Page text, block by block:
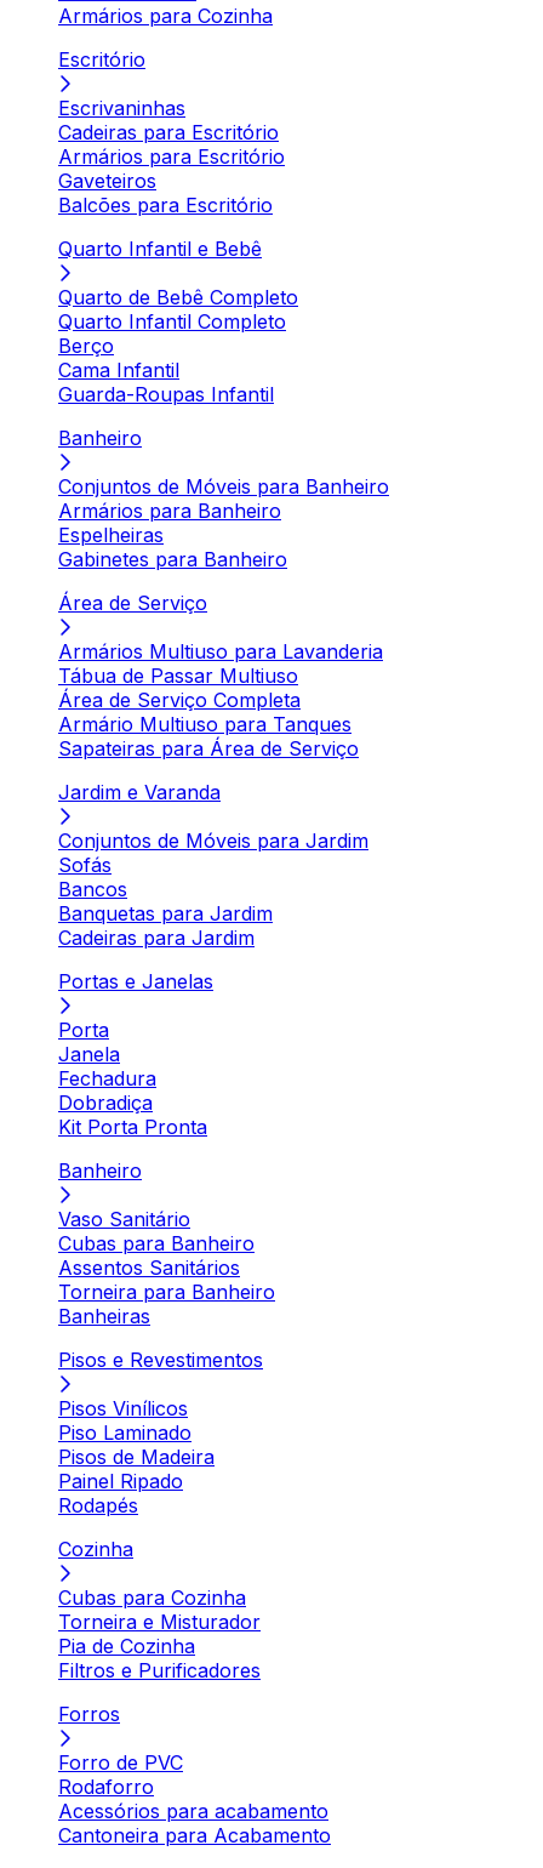
Armários para Cozinha
Escritório
Escrivaninhas
Cadeiras para Escritório
Armários para Escritório
Gaveteiros
Balcões para Escritório
Quarto Infantil e Bebê
Quarto de Bebê Completo
Quarto Infantil Completo
Berço
Cama Infantil
Guarda-Roupas Infantil
Banheiro
Conjuntos de Móveis para Banheiro
Armários para Banheiro
Espelheiras
Gabinetes para Banheiro
Área de Serviço
Armários Multiuso para Lavanderia
Tábua de Passar Multiuso
Área de Serviço Completa
Armário Multiuso para Tanques
Sapateiras para Área de Serviço
Jardim e Varanda
Conjuntos de Móveis para Jardim
Sofás
Bancos
Banquetas para Jardim
Cadeiras para Jardim
Portas e Janelas
Porta
Janela
Fechadura
Dobradiça
Kit Porta Pronta
Banheiro
Vaso Sanitário
Cubas para Banheiro
Assentos Sanitários
Torneira para Banheiro
Banheiras
Pisos e Revestimentos
Pisos Vinílicos
Piso Laminado
Pisos de Madeira
Painel Ripado
Rodapés
Cozinha
Cubas para Cozinha
Torneira e Misturador
Pia de Cozinha
Filtros e Purificadores
Forros
Forro de PVC
Rodaforro
Acessórios para acabamento
Cantoneira para Acabamento